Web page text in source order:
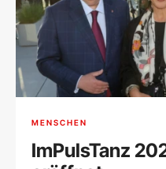
MENSCHEN
ImPulsTanz